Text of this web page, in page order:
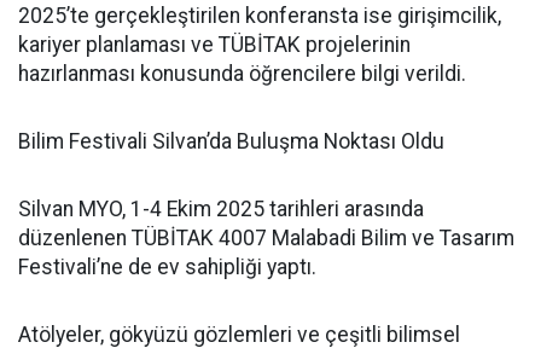
2025’te gerçekleştirilen konferansta ise girişimcilik,
kariyer planlaması ve TÜBİTAK projelerinin
hazırlanması konusunda öğrencilere bilgi verildi.
Bilim Festivali Silvan’da Buluşma Noktası Oldu
Silvan MYO, 1-4 Ekim 2025 tarihleri arasında
düzenlenen TÜBİTAK 4007 Malabadi Bilim ve Tasarım
Festivali’ne de ev sahipliği yaptı.
Atölyeler, gökyüzü gözlemleri ve çeşitli bilimsel